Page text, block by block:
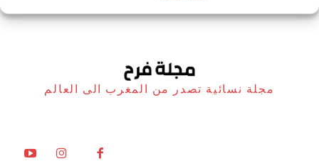
مجلة نسائية تصدر من المغرب الى العالم